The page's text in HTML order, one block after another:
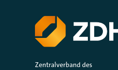
ZUM HAUPTINHALT SPRINGEN
Zentralverband des